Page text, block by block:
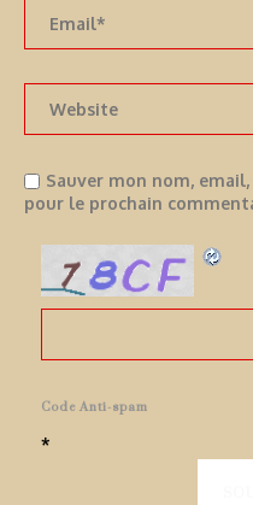
Sauver mon nom,
pour le prochain
Code Anti-spam
*